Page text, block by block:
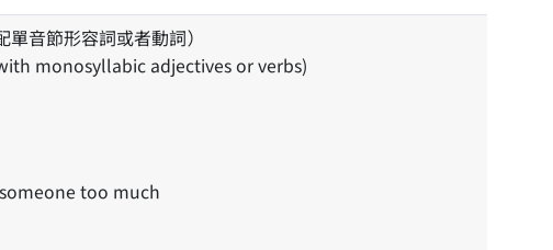
音節形容詞或者動詞）
monosyllabic adjectives or verbs)
too much